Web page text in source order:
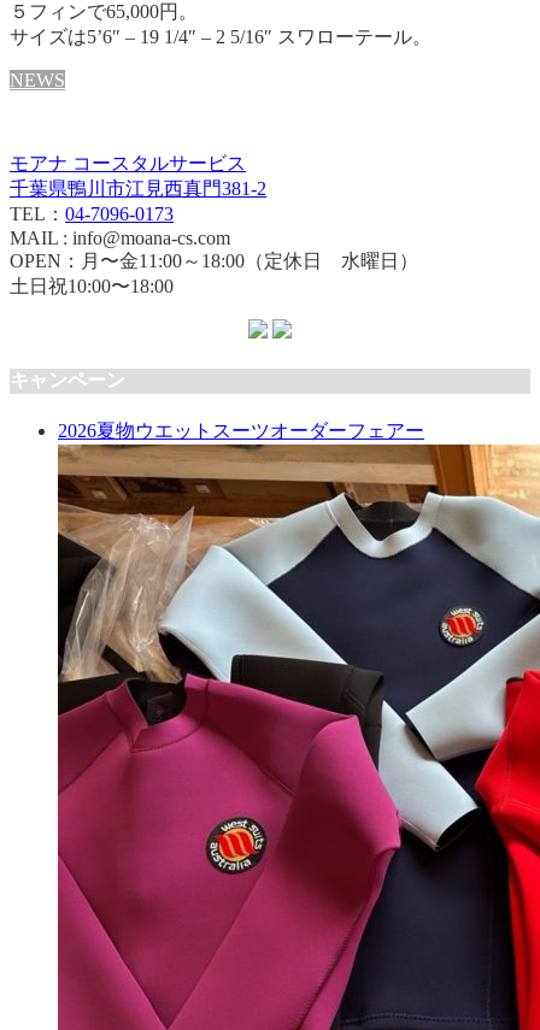
５フィンで65,000円。
サイズは5’6″ – 19 1/4″ – 2 5/16″ スワローテール。
NEWS
モアナ コースタルサービス
千葉県鴨川市江見西真門381-2
TEL： 04-7096-0173
MAIL : info@moana-cs.com
OPEN：月〜金11:00～18:00（定休日 水曜日）
土日祝10:00〜18:00
キャンペーン
2026夏物ウエットスーツオーダーフェアー